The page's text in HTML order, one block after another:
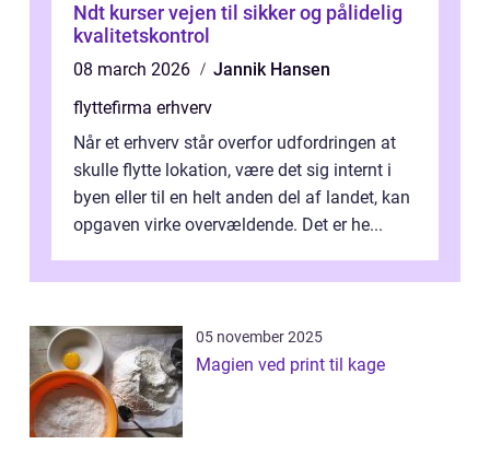
Ndt kurser vejen til sikker og pålidelig
kvalitetskontrol
08 march 2026
Jannik Hansen
flyttefirma erhverv
Når et erhverv står overfor udfordringen at
skulle flytte lokation, være det sig internt i
byen eller til en helt anden del af landet, kan
opgaven virke overvældende. Det er he...
05 november 2025
Magien ved print til kage